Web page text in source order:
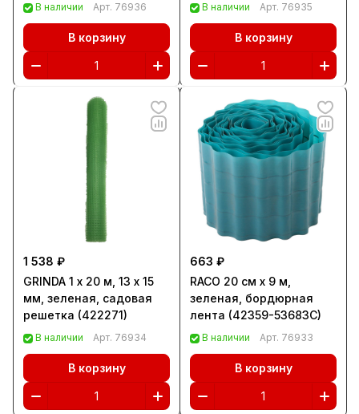
В наличии Арт. 76936
В корзину
В наличии Арт. 76935
В корзину
1 538 ₽
GRINDA 1 x 20 м, 13 х 15
мм, зеленая, садовая
решетка (422271)
В наличии Арт. 76934
В корзину
663 ₽
RACO 20 см х 9 м,
зеленая, бордюрная
лента (42359-53683C)
В наличии Арт. 76933
В корзину